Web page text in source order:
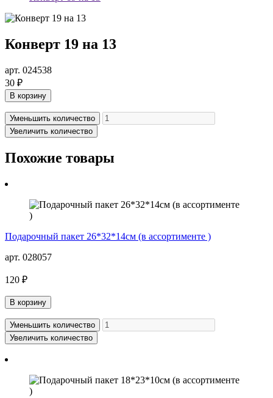
Конверт 19 на 13
арт. 024538
30 ₽
В корзину
Уменьшить количество
Увеличить количество
Похожие товары
Подарочный пакет 26*32*14см (в ассортименте )
арт. 028057
120 ₽
В корзину
Уменьшить количество
Увеличить количество